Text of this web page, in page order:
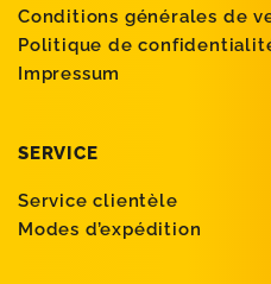
Conditions générales de
Politique de
Impressum
SERVICE
Service clientèle
Modes d’expédition